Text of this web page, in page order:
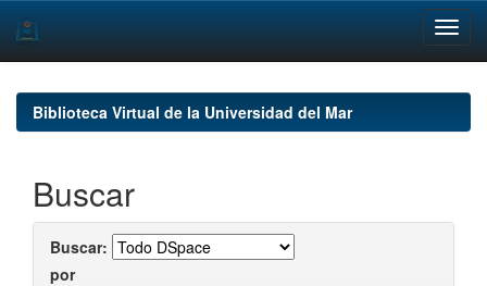
navigationBiblioteca Virtual de la Universidad del Mar
Buscar
Buscar:
por